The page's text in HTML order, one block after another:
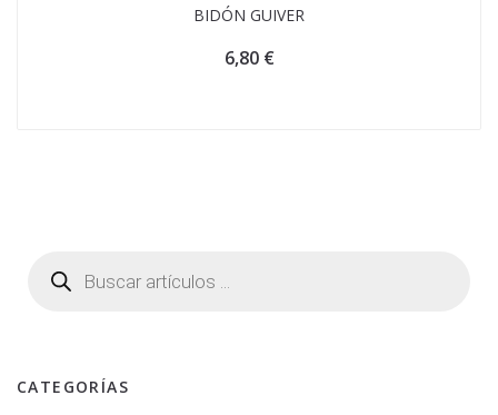
BIDÓN GUIVER
6,80 €
CATEGORÍAS